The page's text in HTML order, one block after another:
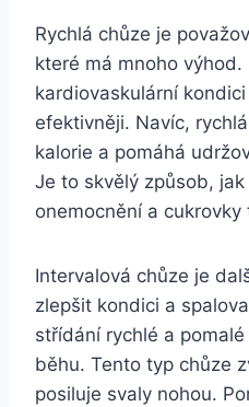
Rychlá chůze je
které má mnoho výhod.
kardiovaskulární
efektivněji. Navíc,
kalorie a pomáhá
Je to skvělý způsob,
onemocnění a cukrovky
Intervalová chůze je
zlepšit kondici a
střídání rychlé a
běhu. Tento typ chůze
posiluje svaly nohou.